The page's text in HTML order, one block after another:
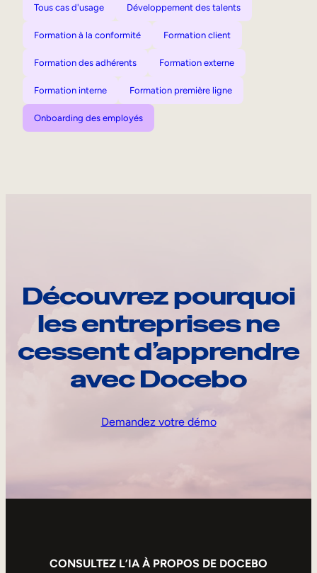
Tous cas d'usage Développement des talents
Formation à la conformité Formation client
Formation des adhérents Formation externe
Formation interne Formation première ligne
Onboarding des employés
Découvrez pourquoi
les entreprises ne
cessent d’apprendre
avec Docebo
Demandez votre démo
CONSULTEZ L’IA À PROPOS DE DOCEBO